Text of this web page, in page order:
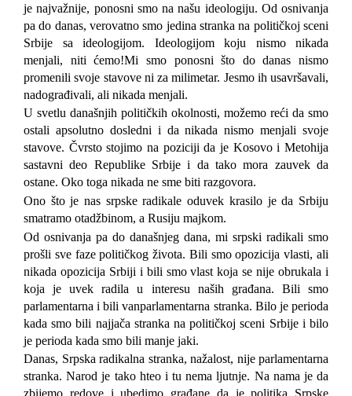
je najvažnije, ponosni smo na našu ideologiju. Od osnivanja
pa do danas, verovatno smo jedina stranka na političkoj sceni
Srbije sa ideologijom. Ideologijom koju nismo nikada
menjali, niti ćemo!Mi smo ponosni što do danas nismo
promenili svoje stavove ni za milimetar. Jesmo ih usavršavali,
nadograđivali, ali nikada menjali.
U svetlu današnjih političkih okolnosti, možemo reći da smo
ostali apsolutno dosledni i da nikada nismo menjali svoje
stavove. Čvrsto stojimo na poziciji da je Kosovo i Metohija
sastavni deo Republike Srbije i da tako mora zauvek da
ostane. Oko toga nikada ne sme biti razgovora.
Ono što je nas srpske radikale oduvek krasilo je da Srbiju
smatramo otadžbinom, a Rusiju majkom.
Od osnivanja pa do današnjeg dana, mi srpski radikali smo
prošli sve faze političkog života. Bili smo opozicija vlasti, ali
nikada opozicija Srbiji i bili smo vlast koja se nije obrukala i
koja je uvek radila u interesu naših građana. Bili smo
parlamentarna i bili vanparlamentarna stranka. Bilo je perioda
kada smo bili najjača stranka na političkoj sceni Srbije i bilo
je perioda kada smo bili manje jaki.
Danas, Srpska radikalna stranka, nažalost, nije parlamentarna
stranka. Narod je tako hteo i tu nema ljutnje. Na nama je da